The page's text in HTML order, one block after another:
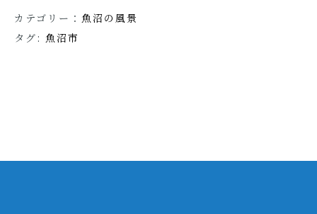
カテゴリー： 魚沼の風景
タグ: 魚沼市